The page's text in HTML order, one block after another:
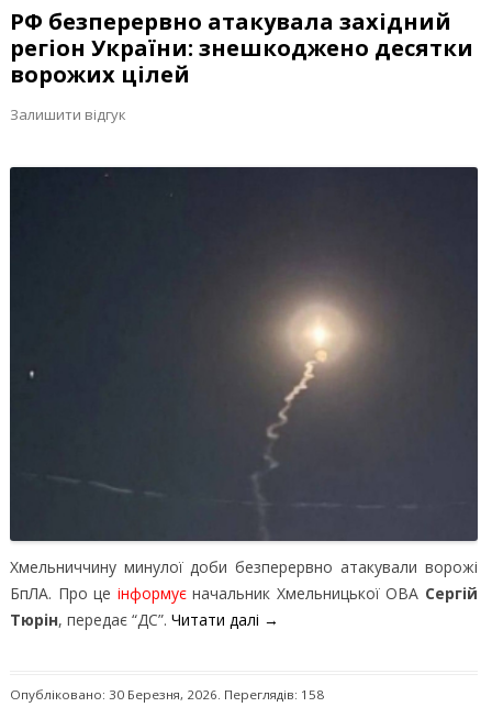
РФ безперервно атакувала західний
регіон України: знешкоджено десятки
ворожих цілей
Залишити відгук
Хмельниччину минулої доби безперервно атакували ворожі
БпЛА. Про це інформує начальник Хмельницької ОВА Сергій
Тюрін, передає “ДС”. Читати далі →
Опубліковано: 30 Березня, 2026. Переглядів: 158